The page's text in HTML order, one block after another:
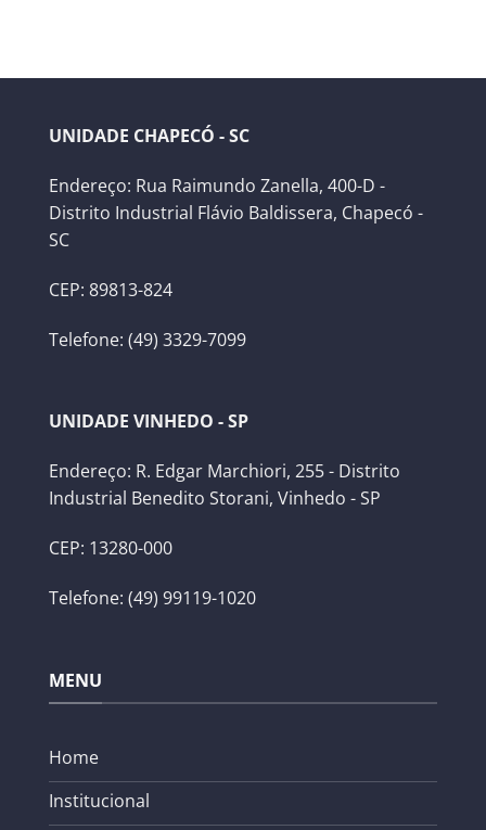
UNIDADE CHAPECÓ - SC
Endereço: Rua Raimundo Zanella, 400-D -
Distrito Industrial Flávio Baldissera, Chapecó -
SC
CEP: 89813-824
Telefone: (49) 3329-7099
UNIDADE VINHEDO - SP
Endereço: R. Edgar Marchiori, 255 - Distrito
Industrial Benedito Storani, Vinhedo - SP
CEP: 13280-000
Telefone: (49) 99119-1020
MENU
Home
Institucional